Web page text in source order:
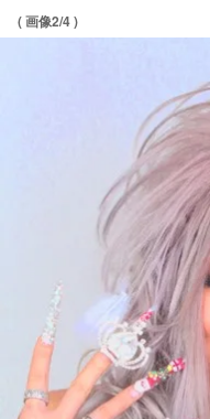
( 画像2/4 )